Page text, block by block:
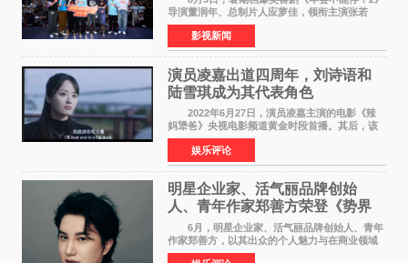
导演董润年、总制片人应萝佳，领衔主演张若
昀、白客，惊喜出演庄达菲，特别主演孙艺洲，
特别出演田雨，友情出演欧阳奋强出席成都路
演，与观众近距离互
影视新闻
演员凌嘉出道四周年，刘诗语和
陆雪琪成为其代表角色
2022年6月27日，演员凌嘉主演的电影《辣
妈犟爸》央视电影频道黄金时段首播。其后，该
电影在央视电影频道多次复播（2022年8月10
日，2022年9月30日，2023年7月17日，2025年7
月14日）。除了多次复
娱乐评论
明星企业家、活气丽品牌创始
人、青年作家郑善方荣登《势界
POWERCIRCLES》6月刊
6月，明星企业家、活气丽品牌创始人、青年
作家郑善方，以其出众的个人魅力与在商业领域
的卓越建树，成功登上《势界